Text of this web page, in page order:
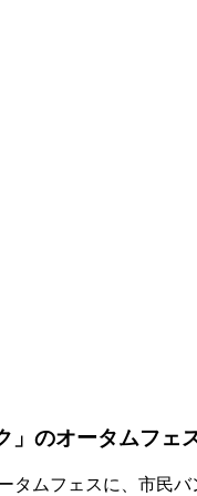
」のオータムフェ
タムフェスに、市民